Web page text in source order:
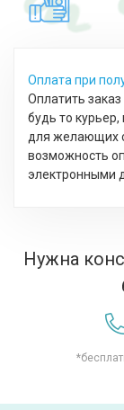
Оплата при
Оплатить
будь то
для желающих
возможность
электронными
Нужна